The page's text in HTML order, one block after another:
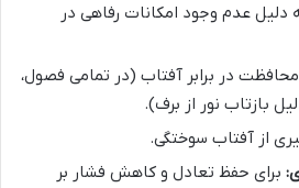
دلیل عدم وجود امکانات رفاهی در
محافظت در برابر آفتاب (در تمامی فصول،
بازتاب نور از برف).
از آفتاب سوختگی.
برای حفظ تعادل و کاهش فشار بر